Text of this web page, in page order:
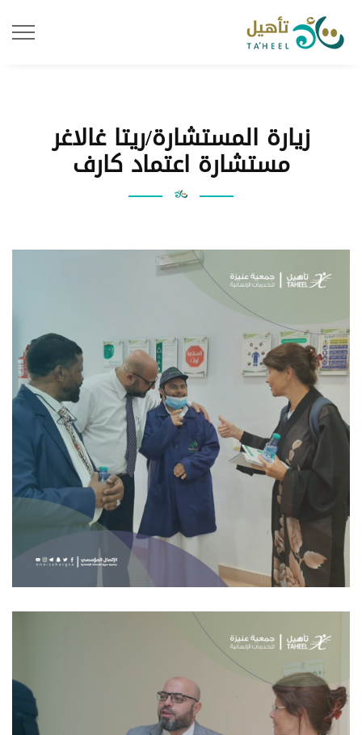
زيارة المستشارة/ريتا غالاغر
مستشارة اعتماد كارف